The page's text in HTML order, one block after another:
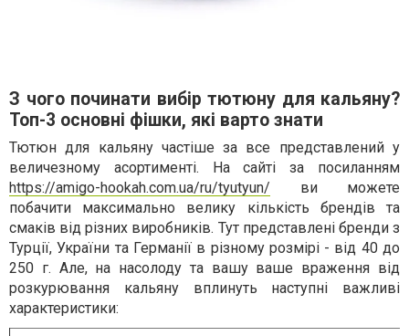
З чого починати вибір тютюну для кальяну?
Топ-3 основні фішки, які варто знати
Тютюн для кальяну частіше за все представлений у
величезному асортименті. На сайті за посиланням
https://amigo-hookah.com.ua/ru/tyutyun/ ви можете
побачити максимально велику кількість брендів та
смаків від різних виробників. Тут представлені бренди з
Турції, України та Германії в різному розмірі - від 40 до
250 г. Але, на насолоду та вашу ваше враження від
розкурювання кальяну вплинуть наступні важливі
характеристики: